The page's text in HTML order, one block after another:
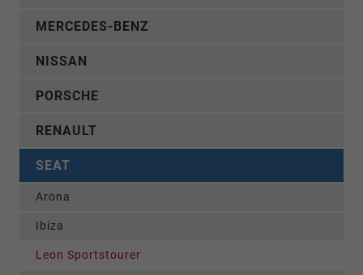
MERCEDES-BENZ
NISSAN
PORSCHE
RENAULT
SEAT
Arona
Ibiza
Leon Sportstourer